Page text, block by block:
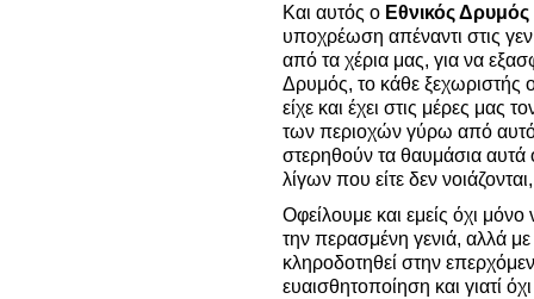
Και αυτός ο Εθνικός Δρυμός
υποχρέωση απέναντι στις
από τα χέρια μας, για να
Δρυμός, το κάθε ξεχωριστής
είχε και έχει στις μέρες μας
των περιοχών γύρω από
στερηθούν τα θαυμάσια αυτά
λίγων που είτε δεν
Οφείλουμε και εμείς όχι
την περασμένη γενιά, αλλά
κληροδοτηθεί στην
ευαισθητοποίηση και γιατί